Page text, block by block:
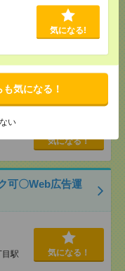
気になる!
も気になる！
い
気になる！
ばOK！穏やか
気になる！
可〇Web広告運
目駅
気になる！